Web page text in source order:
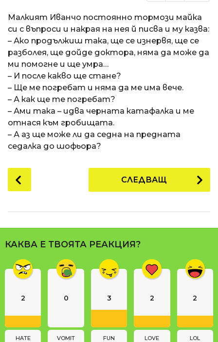
Малкият Иванчо постоянно тормози майка
си с въпроси и накрая на нея й писва и му казва:
– Ако продължиш така, ще се изнервя, ще се
разболея, ще дойде доктора, няма да може да
ми помогне и ще умра…
– И после какво ще стане?
– Ще ме погребат и няма да ме има вече.
– А как ще те погребат?
– Ами така – идва черната катафалка и ме
отнася към гробищата.
– А аз ще може ли да седна на предната
седалка до шофьора?
o
P
a
g
n
i
o
СЛЕДВАЩ
КАКВА Е ТВОЯТА РЕАКЦИЯ?
2
HATE
0
VOMIT
3
FUN
2
LOVE
2
LOL